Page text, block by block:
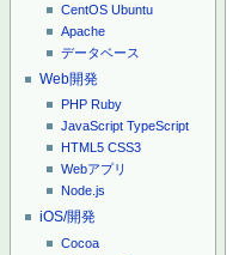
CentOS Ubuntu
Apache
データベース
Web開発
PHP Ruby
JavaScript TypeScript
HTML5 CSS3
Webアプリ
Node.js
iOS/開発
Cocoa